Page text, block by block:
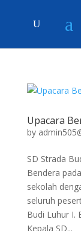
Upacara
by
SD Strada
Bendera
sekolah
seluruh
Budi Luhur I.
Kepala SD...